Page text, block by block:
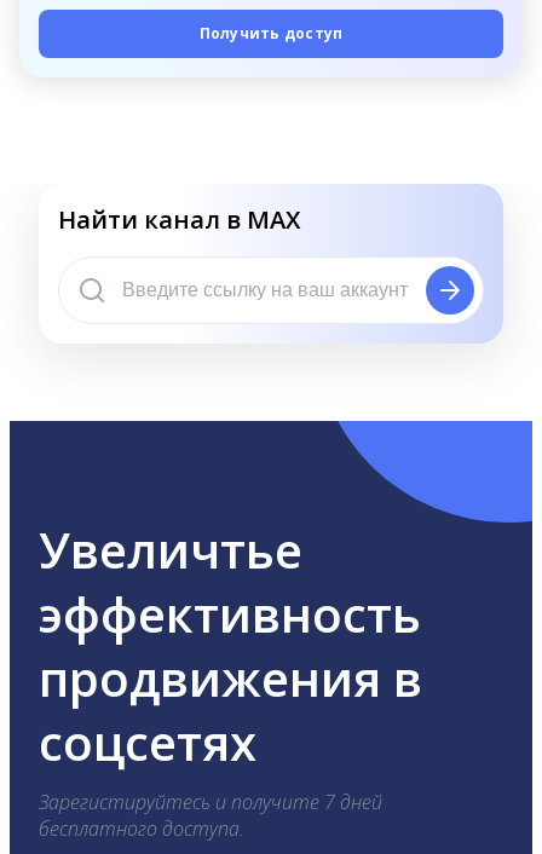
Получить доступ
Найти канал в MAX
Увеличтье
эффективность
продвижения в
соцсетях
Зарегистируйтесь и получите 7 дней
бесплатного доступа.